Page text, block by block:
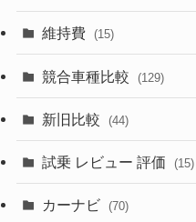
(357)
(328)
(253)
(85)
(84)
(50)
(58)
(3)
(3) (5)
(7)
維持費 (15)
競合車種比較 (129)
新旧比較 (44)
試乗 レビュー 評価 (15)
カーナビ (70)